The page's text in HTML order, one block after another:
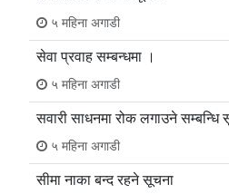
५ महिना अगाडी
सेवा प्रवाह सम्बन्धमा ।
५ महिना अगाडी
सवारी साधनमा रोक लगाउने सम्बन्धि
५ महिना अगाडी
सीमा नाका बन्द रहने सूचना